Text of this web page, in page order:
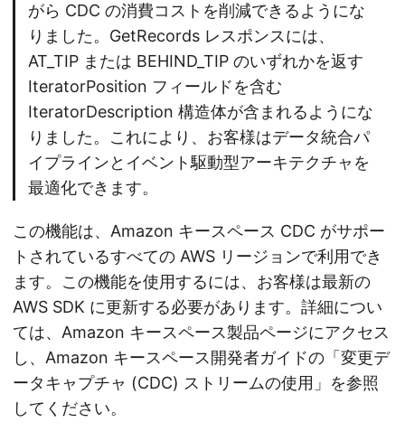
がら CDC の消費コストを削減できるようにな
りました。GetRecords レスポンスには、
AT_TIP または BEHIND_TIP のいずれかを返す
IteratorPosition フィールドを含む
IteratorDescription 構造体が含まれるようにな
りました。これにより、お客様はデータ統合パ
イプラインとイベント駆動型アーキテクチャを
最適化できます。
この機能は、Amazon キースペース CDC がサポー
トされているすべての AWS リージョンで利用でき
ます。この機能を使用するには、お客様は最新の
AWS SDK に更新する必要があります。詳細につい
ては、Amazon キースペース製品ページにアクセス
し、Amazon キースペース開発者ガイドの「変更デ
ータキャプチャ (CDC) ストリームの使用」を参照
してください。